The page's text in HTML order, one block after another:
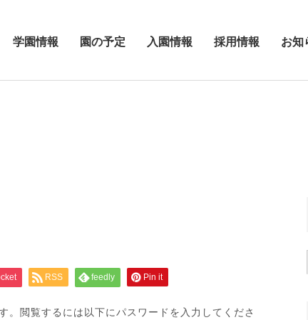
学園情報 園の予定 入園情報 採用情報 お知
RSS feedly Pin it
。閲覧するには以下にパスワードを入力してくださ